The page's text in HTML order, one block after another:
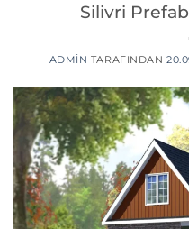
Silivri
ADMIN TARAFINDAN